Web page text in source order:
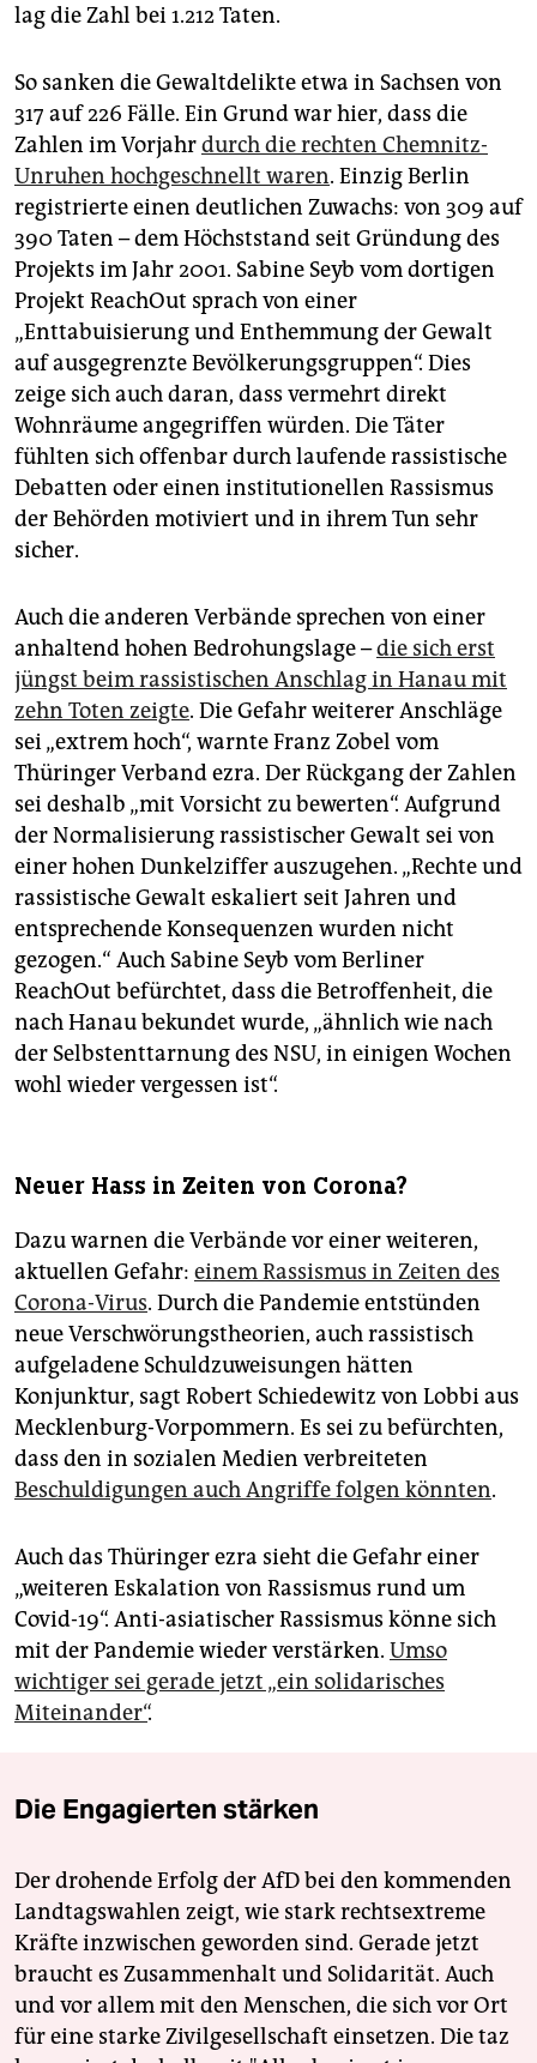
lag die Zahl bei 1.212 Taten.
So sanken die Gewaltdelikte etwa in Sachsen von
317 auf 226 Fälle. Ein Grund war hier, dass die
Zahlen im Vorjahrdurch die rechten Chemnitz-
Unruhen hochgeschnellt waren. Einzig Berlin
registrierte einen deutlichen Zuwachs: von 309 auf
390 Taten – dem Höchststand seit Gründung des
Projekts im Jahr 2001. Sabine Seyb vom dortigen
Projekt ReachOut sprach von einer
„Enttabuisierung und Enthemmung der Gewalt
auf ausgegrenzte Bevölkerungsgruppen“. Dies
zeige sich auch daran, dass vermehrt direkt
Wohnräume angegriffen würden. Die Täter
fühlten sich offenbar durch laufende rassistische
Debatten oder einen institutionellen Rassismus
der Behörden motiviert und in ihrem Tun sehr
sicher.
Auch die anderen Verbände sprechen von einer
anhaltend hohen Bedrohungslage –die sich erst
jüngst beim rassistischen Anschlag in Hanau mit
zehn Toten zeigte. Die Gefahr weiterer Anschläge
sei „extrem hoch“, warnte Franz Zobel vom
Thüringer Verband ezra. Der Rückgang der Zahlen
sei deshalb „mit Vorsicht zu bewerten“. Aufgrund
der Normalisierung rassistischer Gewalt sei von
einer hohen Dunkelziffer auszugehen. „Rechte und
rassistische Gewalt eskaliert seit Jahren und
entsprechende Konsequenzen wurden nicht
gezogen.“ Auch Sabine Seyb vom Berliner
ReachOut befürchtet, dass die Betroffenheit, die
nach Hanau bekundet wurde, „ähnlich wie nach
der Selbstenttarnung des NSU, in einigen Wochen
wohl wieder vergessen ist“.
Neuer Hass in Zeiten von Corona?
Dazu warnen die Verbände vor einer weiteren,
aktuellen Gefahr: einem Rassismus in Zeiten des
Corona-Virus. Durch die Pandemie entstünden
neue Verschwörungstheorien, auch rassistisch
aufgeladene Schuldzuweisungen hätten
Konjunktur, sagt Robert Schiedewitz von Lobbi aus
Mecklenburg-Vorpommern. Es sei zu befürchten,
dass den in sozialen Medien verbreiteten
Beschuldigungen auch Angriffe folgen könnten.
Auch das Thüringer ezra sieht die Gefahr einer
„weiteren Eskalation von Rassismus rund um
Covid-19“. Anti-asiatischer Rassismus könne sich
mit der Pandemie wieder verstärken. Umso
wichtiger sei gerade jetzt „ein solidarisches
Miteinander“.
Die Engagierten stärken
Der drohende Erfolg der AfD bei den kommenden
Landtagswahlen zeigt, wie stark rechtsextreme
Kräfte inzwischen geworden sind. Gerade jetzt
braucht es Zusammenhalt und Solidarität. Auch
und vor allem mit den Menschen, die sich vor Ort
für eine starke Zivilgesellschaft einsetzen. Die taz